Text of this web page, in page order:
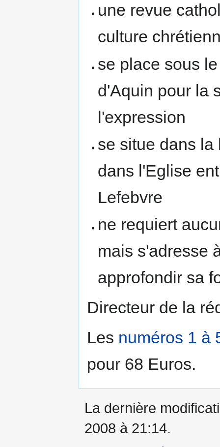
une revue
culture
se place sous
d'Aquin pour la
l'expression
se situe dans la
dans l'Eglise
Lefebvre
ne requiert
mais s'adresse
approfondir sa
Directeur de la
Les numéros 1 à
pour 68 Euros.
La dernière
2008 à 21:14.